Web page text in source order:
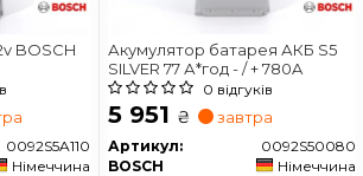
BOSCH
0092S5A110
Німеччина
Акумулятор батарея АКБ S5
SILVER 77 А*год - / + 780A
0 відгуків
5 951 ₴ завтра
Артикул:
0092S50080
BOSCH
Німеччина